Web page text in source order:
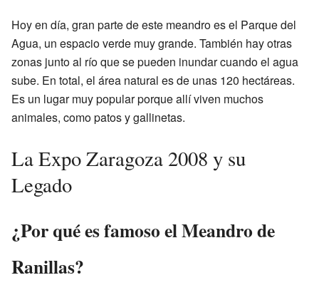
Hoy en día, gran parte de este meandro es el Parque del
Agua, un espacio verde muy grande. También hay otras
zonas junto al río que se pueden inundar cuando el agua
sube. En total, el área natural es de unas 120 hectáreas.
Es un lugar muy popular porque allí viven muchos
animales, como patos y gallinetas.
La Expo Zaragoza 2008 y su
Legado
¿Por qué es famoso el Meandro de
Ranillas?